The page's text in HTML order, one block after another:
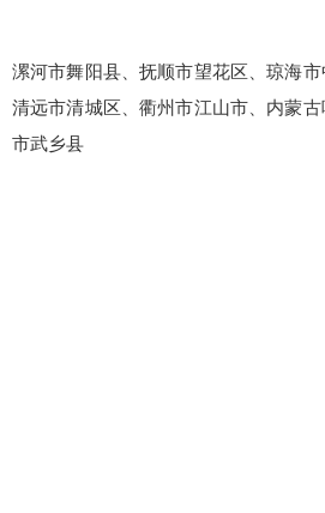
漯河市舞阳县、抚顺市望花区、琼海市
清远市清城区、衢州市江山市、内蒙
市武乡县